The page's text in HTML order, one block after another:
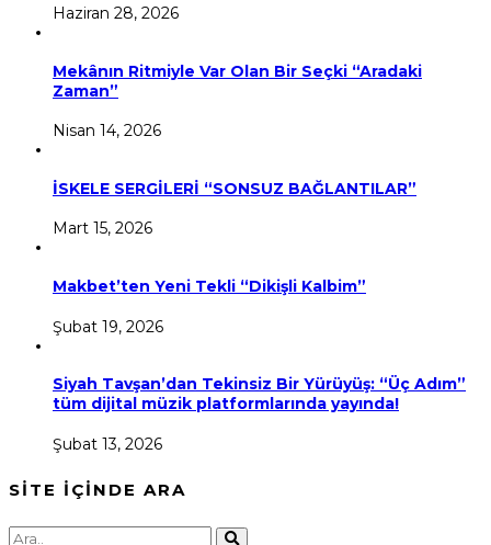
Haziran 28, 2026
Mekânın Ritmiyle Var Olan Bir Seçki “Aradaki
Zaman”
Nisan 14, 2026
İSKELE SERGİLERİ “SONSUZ BAĞLANTILAR”
Mart 15, 2026
Makbet’ten Yeni Tekli “Dikişli Kalbim”
Şubat 19, 2026
Siyah Tavşan’dan Tekinsiz Bir Yürüyüş: “Üç Adım”
tüm dijital müzik platformlarında yayında!
Şubat 13, 2026
SİTE İÇİNDE ARA